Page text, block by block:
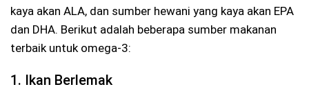
kaya akan ALA, dan sumber hewani yang kaya akan EPA
dan DHA. Berikut adalah beberapa sumber makanan
terbaik untuk omega-3:
1. Ikan Berlemak